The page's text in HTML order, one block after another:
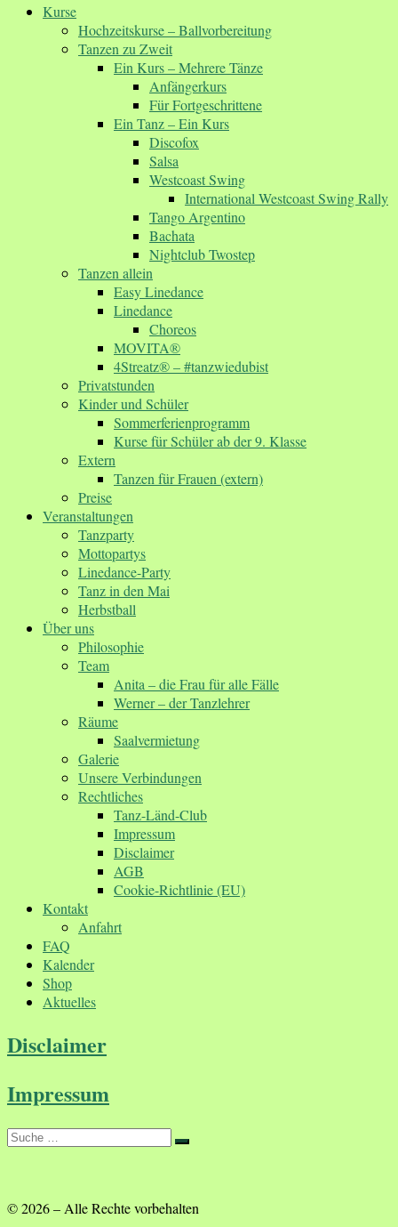
Kurse
Hochzeitskurse – Ballvorbereitung
Tanzen zu Zweit
Ein Kurs – Mehrere Tänze
Anfängerkurs
Für Fortgeschrittene
Ein Tanz – Ein Kurs
Discofox
Salsa
Westcoast Swing
International Westcoast Swing Rally
Tango Argentino
Bachata
Nightclub Twostep
Tanzen allein
Easy Linedance
Linedance
Choreos
MOVITA®
4Streatz® – #tanzwiedubist
Privatstunden
Kinder und Schüler
Sommerferienprogramm
Kurse für Schüler ab der 9. Klasse
Extern
Tanzen für Frauen (extern)
Preise
Veranstaltungen
Tanzparty
Mottopartys
Linedance-Party
Tanz in den Mai
Herbstball
Über uns
Philosophie
Team
Anita – die Frau für alle Fälle
Werner – der Tanzlehrer
Räume
Saalvermietung
Galerie
Unsere Verbindungen
Rechtliches
Tanz-Länd-Club
Impressum
Disclaimer
AGB
Cookie-Richtlinie (EU)
Kontakt
Anfahrt
FAQ
Kalender
Shop
Aktuelles
Disclaimer
Impressum
Suche
Suche
© 2026– Alle Rechte vorbehalten